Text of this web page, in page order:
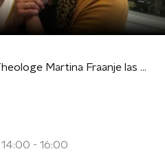
2 van 4: Theologe Martina Fraanje las de Bijbel met vrouwen in Guatemala
- 16:00